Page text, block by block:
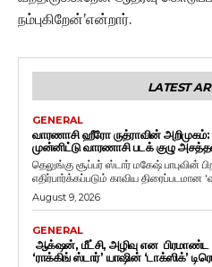
நம்புகிறேன்’என்றார்.
LATEST
GENERAL
வாரணாசி ஹீரோ ருத்ராவின் அறிமுகம்:
முன்னிட்டு வாரணாசி படக் குழு
தெலுங்கு சூப்பர் ஸ்டார் மகேஷ் பாபுவின்
எதிர்பார்க்கப்படும் காவிய திரைப்படமான
August 9, 2026
GENERAL
ஆக்‌ஷன், மீட்சி, அழிவு என பிரமாண்ட
‘ராக்கிங் ஸ்டார்’ யாஷின் ‘டாக்ஸிக்’